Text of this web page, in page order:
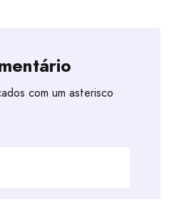
com um asterisco